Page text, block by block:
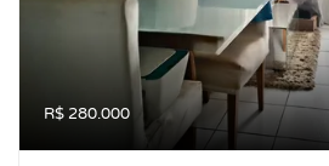
R$ 280.000